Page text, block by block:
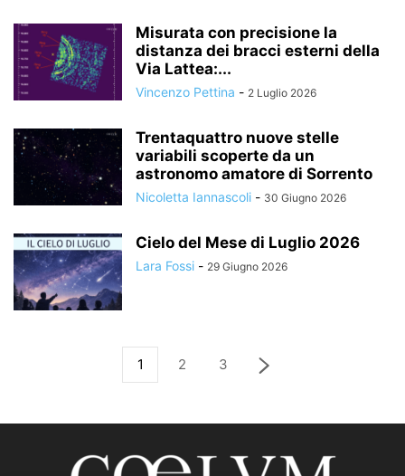
Misurata con precisione la
distanza dei bracci esterni della
Via Lattea:...
Vincenzo Pettina - 2 Luglio 2026
Trentaquattro nuove stelle
variabili scoperte da un
astronomo amatore di Sorrento
Nicoletta Iannascoli - 30 Giugno 2026
Cielo del Mese di Luglio 2026
Lara Fossi - 29 Giugno 2026
1 2 3